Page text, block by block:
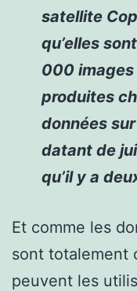
satellite
qu’elles
000
produites
données
datant de
qu’il y a
Et comme les
sont totalement
peuvent les